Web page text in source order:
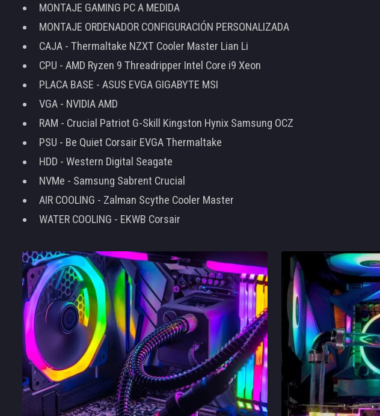
MONTAJE GAMING PC A MEDIDA
MONTAJE ORDENADOR CONFIGURACIÓN PERSONALIZADA
CAJA - Thermaltake NZXT Cooler Master Lian Li
CPU - AMD Ryzen 9 Threadripper Intel Core i9 Xeon
PLACA BASE - ASUS EVGA GIGABYTE MSI
VGA - NVIDIA AMD
RAM - Crucial Patriot G-Skill Kingston Hynix Samsung OCZ
PSU - Be Quiet Corsair EVGA Thermaltake
HDD - Western Digital Seagate
NVMe - Samsung Sabrent Crucial
AIR COOLING - Zalman Scythe Cooler Master
WATER COOLING - EKWB Corsair